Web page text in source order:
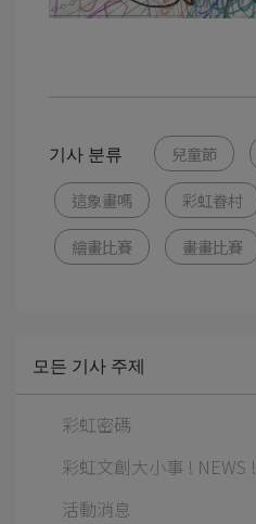
기사 분류 兒童節
這象畫嗎 彩虹眷村
繪畫比賽 畫畫比賽
모든 기사 주제
彩虹密碼
彩虹文創大小事 ! NEWS !
活動消息